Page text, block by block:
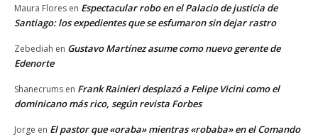
Maura Flores en Espectacular robo en el Palacio de justicia de
Santiago: los expedientes que se esfumaron sin dejar rastro
Zebediah en Gustavo Martínez asume como nuevo gerente de
Edenorte
Shanecrums en Frank Rainieri desplazó a Felipe Vicini como el
dominicano más rico, según revista Forbes
Jorge en El pastor que «oraba» mientras «robaba» en el Comando